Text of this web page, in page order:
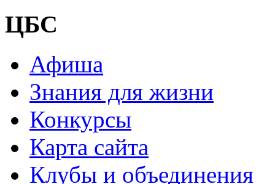
ЦБС
Афиша
Знания для жизни
Конкурсы
Карта сайта
Клубы и объединения